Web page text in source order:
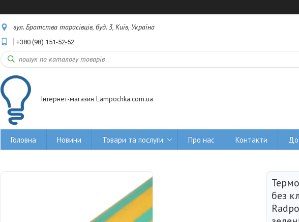
вул. Братства тарасівців, буд. 3, Київ, Україна
+380 (98) 151-52-52
Інтернет-магазин Lampochka.com.ua
Головна Новини Товари та послуги Про нас Контакти
без